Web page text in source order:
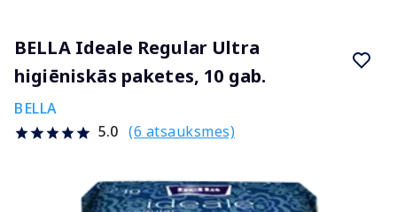
BELLA Ideale Regular Ultra
higiēniskās paketes, 10 gab.
BELLA
5.0 (6 atsauksmes)